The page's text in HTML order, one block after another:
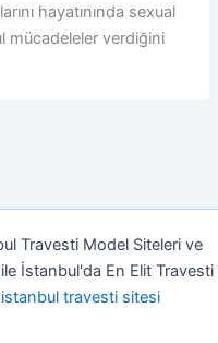
hayatınında sexual
mücadeleler verdiğini
Travesti Model Siteleri ve
İstanbul'da En Elit Travesti
istanbul travesti sitesi